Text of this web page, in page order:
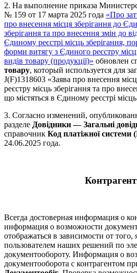
2. На выполнение приказа
№ 159 от 17 марта 2025 года «Про
про внесення місця зберігання до
зберігання та про внесення змін до
Єдиному реєстрі місць зберігання,
форми витягу з Єдиного реєстру
видів товару (продукції)» обновлен
товару, который используется для
J(F)1318603 «Заява про внесення
реєстру місць зберігання та про
що містяться в Єдиному реєстрі місць
3. Согласно изменений,
разделе Довідники — Загальні
справочник Код платіжної системи
24.06.2025 года.
Всегда достоверная информация о
информация о возможности
отображаться в зависимости от того,
пользователем наших решений по
документообороту. Информация о
документооборота с контрагентом